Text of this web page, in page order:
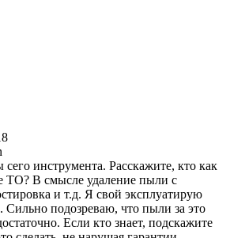
инструмента. Расскажите, кто как
ТО? В смысле удаление пыли с
и т.д. Я свой эксплуатирую
Сильно подозреваю, что пыли за это
Если кто знает, подскажите